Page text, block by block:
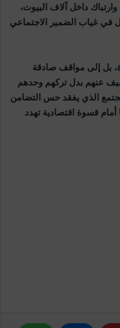
داخل آلاف البيوت،
في غياب الضمير الاجتماعي
بل إلى مواقف صادقة
عنهم بدل تركهم وحدهم
الذي يفقد حس التضامن
قسوة اقتصادية تهدد